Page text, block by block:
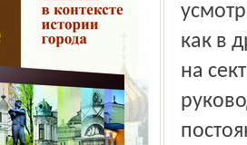
как в
на